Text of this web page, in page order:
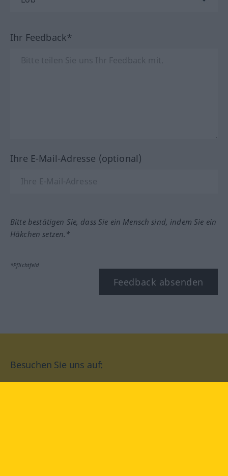
Ihr Feedback*
Ihre E-Mail-Adresse (optional)
Bitte bestätigen Sie, dass Sie ein Mensch sind, indem Sie ein
Häkchen setzen.*
*Pflichtfeld
Feedback absenden
Besuchen Sie uns auf: